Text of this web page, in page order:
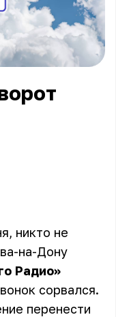
никто не
на-Дону
Радио»
сорвался.
перенести